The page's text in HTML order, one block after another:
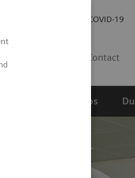
COVID-19
Contact
partnerships